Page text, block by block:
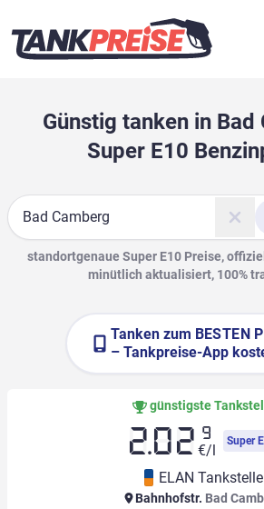
Günstig tanken in Bad
Super E10
Suche
standortgenaue Super E10 Preise,
minütlich aktualisiert, 100%
Tanken zum BESTEN
– Tankpreise-App
günstigste
2.02 9
€/l
Super
ELAN Tankstelle
Bahnhofstr. Bad